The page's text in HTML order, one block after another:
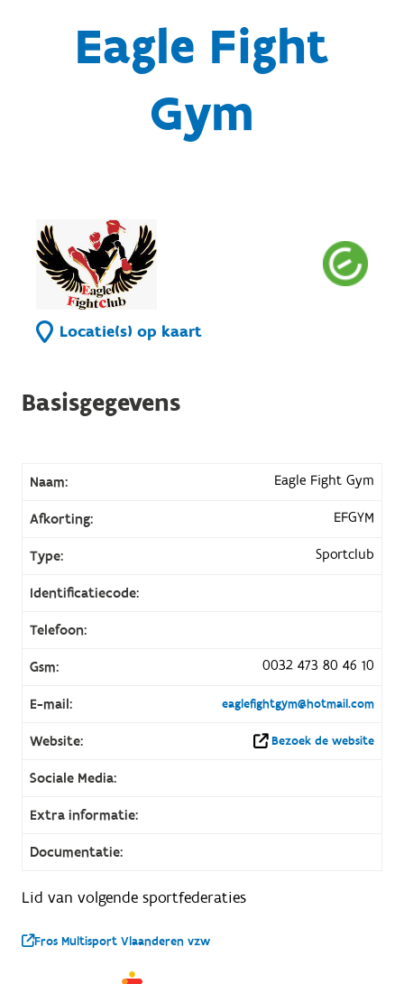
Eagle Fight
Gym
Locatie(s) op kaart
Basisgegevens
Naam: Eagle Fight Gym
Afkorting: EFGYM
Type: Sportclub
Identificatiecode:
Telefoon:
Gsm: 0032 473 80 46 10
E-mail: eaglefightgym@hotmail.com
Website: Bezoek de website
Sociale Media:
Extra informatie:
Documentatie:
Lid van volgende sportfederaties
Fros Multisport Vlaanderen vzw